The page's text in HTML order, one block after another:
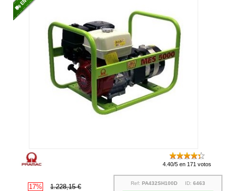
4.40/5 en 171 votos
17% 1.228,15 € Ref: PA432SH100DID: 6463